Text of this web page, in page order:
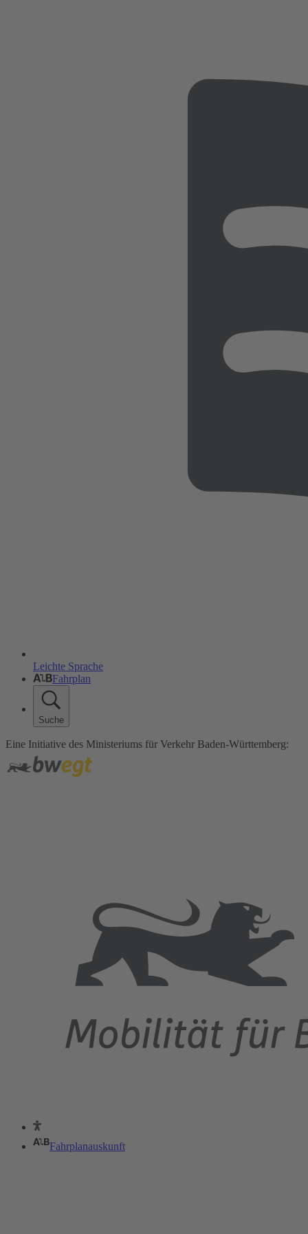
Leichte Sprache
Fahrplan
Suche
Eine Initiative des Ministeriums für Verkehr Baden-Württemberg:
Fahrplanauskunft